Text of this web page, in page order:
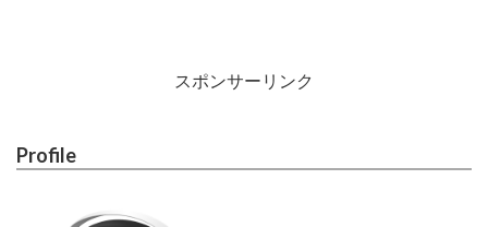
スポンサーリンク
Profile